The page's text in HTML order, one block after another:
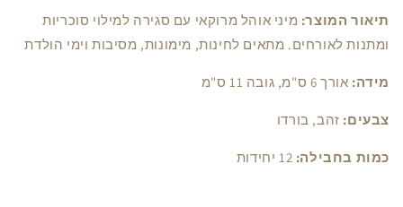
תיאור המוצר: מיני אוהל מרוקאי עם סגירה למילוי סוכריות
ומתנות לאורחים. מתאים לחינות, מימונות, מסיבות וימי הולדת
מידה: אורך 6 ס"מ, גובה 11 ס"מ
צבעים: זהב, בורדו
כמות בחבילה: 12 יחידות